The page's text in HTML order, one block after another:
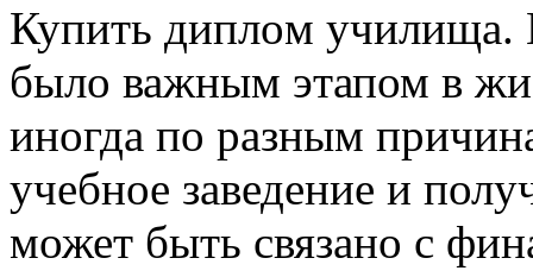
Купить диплoм училищa.
было важным этапом в
иногда по разным
учебное заведение и
может быть связано с